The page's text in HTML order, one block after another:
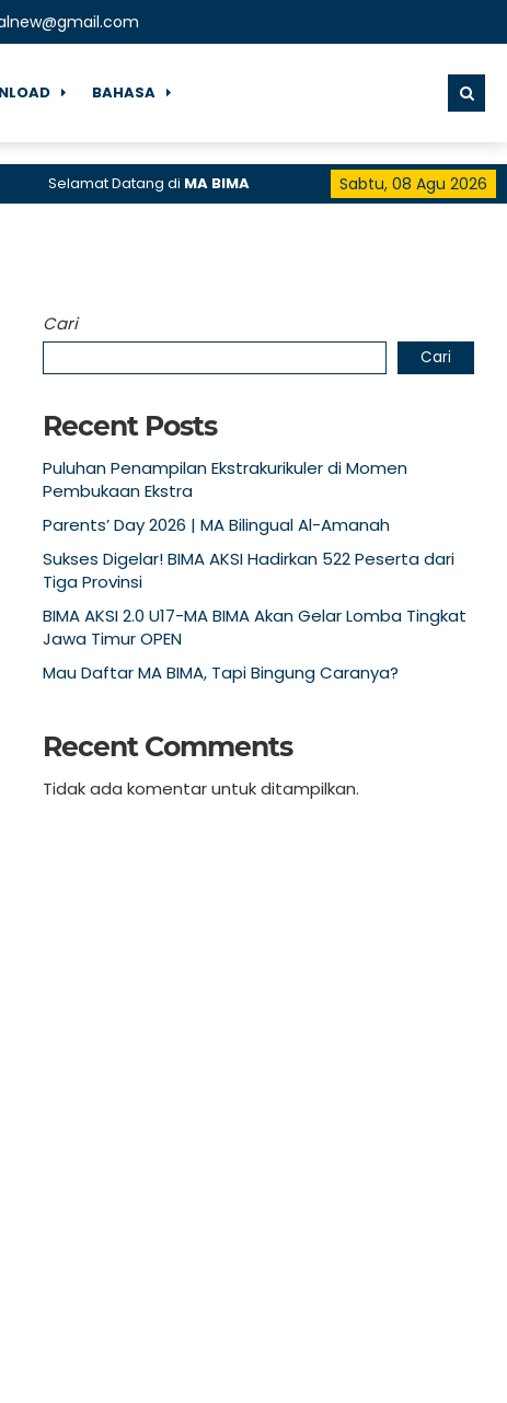
BAHASA
Sabtu, 08 Agu 2026
Selamat Datang diMA BIMA
Cari
Cari
Recent Posts
Puluhan Penampilan Ekstrakurikuler di Momen
Pembukaan Ekstra
Parents’ Day 2026 | MA Bilingual Al-Amanah
Sukses Digelar! BIMA AKSI Hadirkan 522 Peserta dari
Tiga Provinsi
BIMA AKSI 2.0 U17-MA BIMA Akan Gelar Lomba Tingkat
Jawa Timur OPEN
Mau Daftar MA BIMA, Tapi Bingung Caranya?
Recent Comments
Tidak ada komentar untuk ditampilkan.